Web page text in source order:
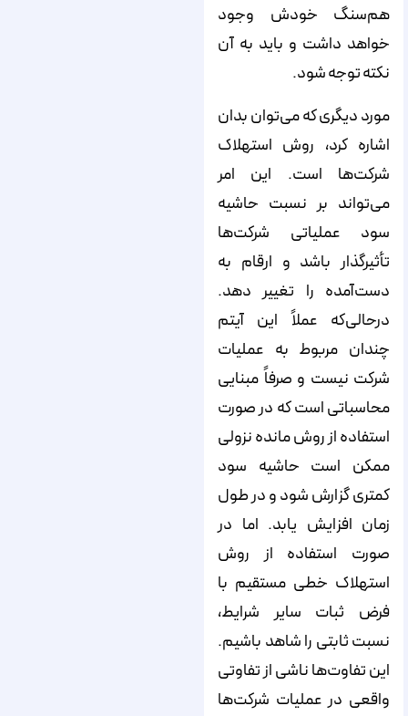
هم‌سنگ خودش وجود
خواهد داشت و باید به آن
نکته توجه شود.
مورد دیگری که می‌توان بدان
اشاره کرد، روش استهلاک
شرکت‌ها است. این امر
می‌تواند بر نسبت حاشیه
سود عملیاتی شرکت‌ها
تأثیرگذار باشد و ارقام به‌
دست‌آمده را تغییر دهد.
درحالی‌که عملاً این آیتم
چندان مربوط به عملیات
شرکت نیست و صرفاً مبنایی
محاسباتی است که در صورت
استفاده از روش مانده نزولی
ممکن است حاشیه سود
کمتری گزارش شود و در طول
زمان افزایش یابد. اما در
صورت استفاده از روش
استهلاک خطی مستقیم با
فرض ثبات سایر شرایط،
نسبت ثابتی را شاهد باشیم.
این تفاوت‌ها ناشی از تفاوتی
واقعی در عملیات شرکت‌ها